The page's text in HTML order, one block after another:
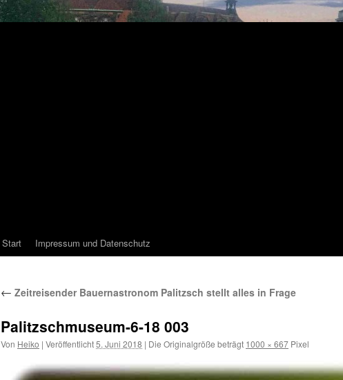
Start Impressum und Datenschutz
← Zeitreisender Bauernastronom Palitzsch stellt alles in Frage
Palitzschmuseum-6-18 003
Von Heiko | Veröffentlicht5. Juni 2018 | Die Originalgröße beträgt 1000 × 667 Pixel